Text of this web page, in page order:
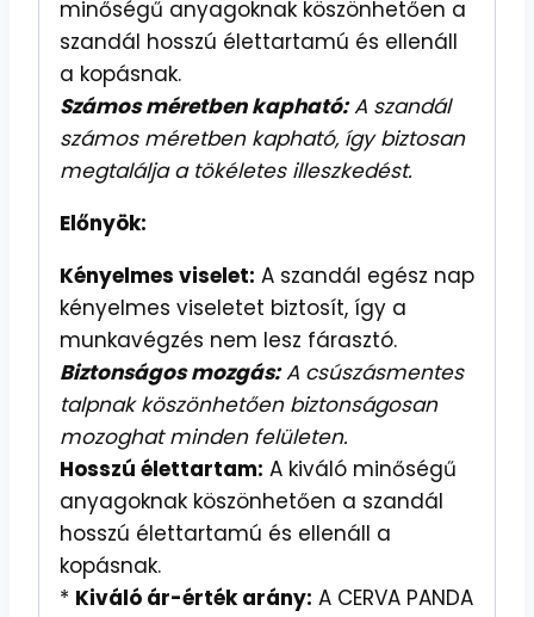
minőségű anyagoknak köszönhetően a
szandál hosszú élettartamú és ellenáll
a kopásnak.
Számos méretben kapható:A szandál
számos méretben kapható, így biztosan
megtalálja a tökéletes illeszkedést.
Előnyök:
Kényelmes viselet: A szandál egész nap
kényelmes viseletet biztosít, így a
munkavégzés nem lesz fárasztó.
Biztonságos mozgás:A csúszásmentes
talpnak köszönhetően biztonságosan
mozoghat minden felületen.
Hosszú élettartam: A kiváló minőségű
anyagoknak köszönhetően a szandál
hosszú élettartamú és ellenáll a
kopásnak.
* Kiváló ár-érték arány: A CERVA PANDA